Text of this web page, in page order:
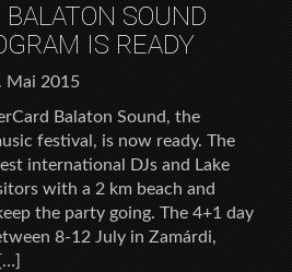
SOUND
IS READY
Mai 2015
Balaton Sound, the
festival, is now ready. The
international DJs and Lake
with a 2 km beach and
the party going. The 4+1 day
8-12 July in Zamárdi,